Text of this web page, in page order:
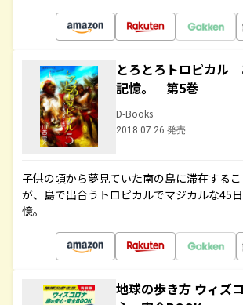
とろとろトロピカル
記憶。 第5巻
D-Books
2018.07.26 発売
子供の頃から夢見ていた南の島に滞在する
が、島で出合うトロピカルでマジカルな45
憶。
地球の歩き方 ウィズ